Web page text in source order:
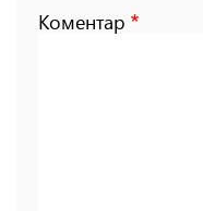
Коментар